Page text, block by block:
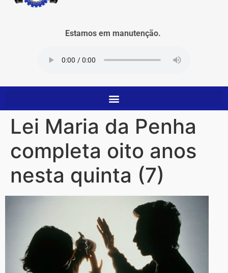
Estamos em manutenção.
Lei Maria da Penha
completa oito anos
nesta quinta (7)